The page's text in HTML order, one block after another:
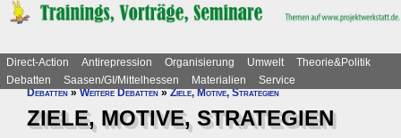
Direct-Action Antirepression Organisierung Umwelt
Theorie&Politik
Debatten
Saasen/GI/Mittelhessen Materialien
Service
Debatten»Weitere Debatten»Ziele, Motive, Strategien
ZIELE, MOTIVE, STRATEGIEN